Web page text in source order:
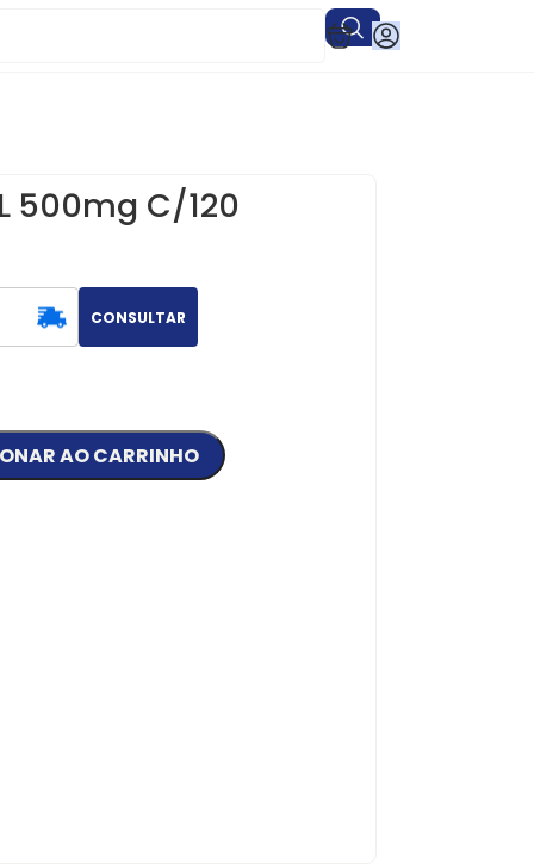
500mg C/120
CONSULTAR
AO CARRINHO